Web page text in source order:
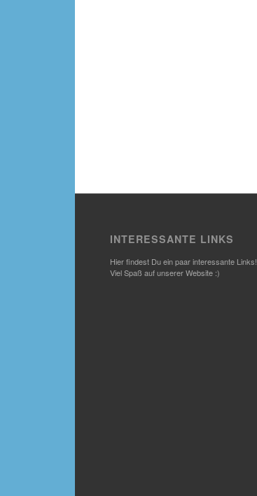
INTERESSANTE LINKS
Hier findest Du ein paar interessante Links!
Viel Spaß auf unserer Website :)